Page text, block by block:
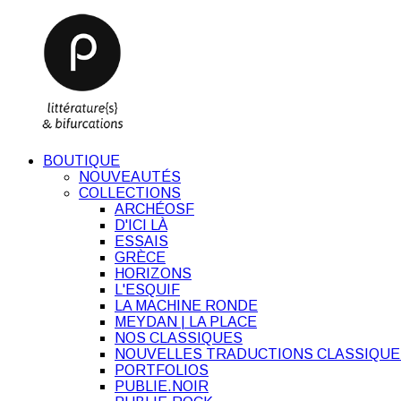
BOUTIQUE
NOUVEAUTÉS
COLLECTIONS
ARCHÉOSF
D'ICI LÀ
ESSAIS
GRÈCE
HORIZONS
L'ESQUIF
LA MACHINE RONDE
MEYDAN | LA PLACE
NOS CLASSIQUES
NOUVELLES TRADUCTIONS
PORTFOLIOS
PUBLIE.NOIR